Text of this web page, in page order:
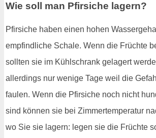
Wie soll man Pfirsiche lagern?
Pfirsiche haben einen hohen
empfindliche Schale. Wenn die Früchte
sollten sie im Kühlschrank gelagert
allerdings nur wenige Tage weil die
faulen. Wenn die Pfirsiche noch nicht
sind können sie bei Zimmertemperatur
wo Sie sie lagern: legen sie die Früchte